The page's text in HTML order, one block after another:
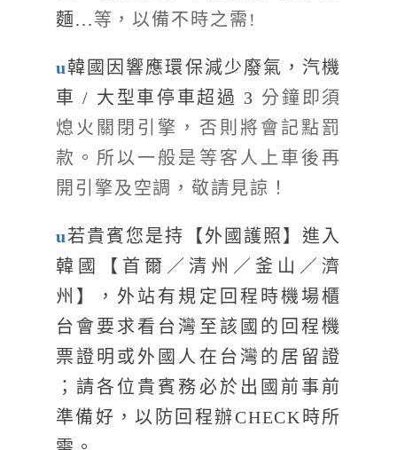
麵...等，以備不時之需!
u韓國因響應環保減少廢氣，汽機
車 / 大型車停車超過 3 分鐘即須
熄火關閉引擎，否則將會記點罰
款。所以一般是等客人上車後再
開引擎及空調，敬請見諒！
u若貴賓您是持【外國護照】進入
韓國【首爾／清州／釜山／濟
州】，外站有規定回程時機場櫃
台會要求看台灣至該國的回程機
票證明或外國人在台灣的居留證
；請各位貴賓務必於出國前事前
準備好，以防回程辦CHECK時所